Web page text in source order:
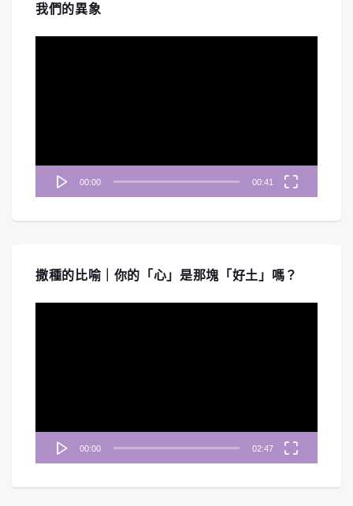
我們的異象
00:00 00:41
撒種的比喻｜你的「心」是那塊「好土」嗎？
00:00 02:47